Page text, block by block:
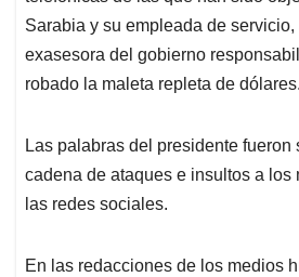
En las redacciones de los medios
guardar compostura y serenidad y
algunos periodistas líderes de
llamados al presidente a la
responsabilidad como jefe de